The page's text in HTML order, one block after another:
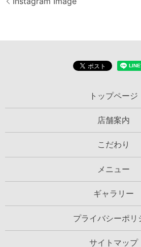
トップページ
店舗案内
こだわり
メニュー
ギャラリー
プライバシーポリ
サイトマップ